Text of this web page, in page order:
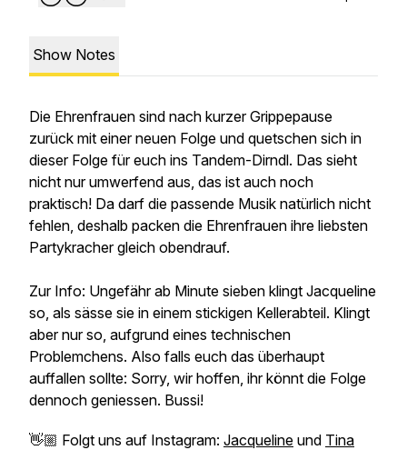
Show Notes
Die Ehrenfrauen sind nach kurzer Grippepause
zurück mit einer neuen Folge und quetschen sich in
dieser Folge für euch ins Tandem-Dirndl. Das sieht
nicht nur umwerfend aus, das ist auch noch
praktisch! Da darf die passende Musik natürlich nicht
fehlen, deshalb packen die Ehrenfrauen ihre liebsten
Partykracher gleich obendrauf.
Zur Info: Ungefähr ab Minute sieben klingt Jacqueline
so, als sässe sie in einem stickigen Kellerabteil. Klingt
aber nur so, aufgrund eines technischen
Problemchens. Also falls euch das überhaupt
auffallen sollte: Sorry, wir hoffen, ihr könnt die Folge
dennoch geniessen. Bussi!
👋🏼 Folgt uns auf Instagram: Jacqueline und Tina